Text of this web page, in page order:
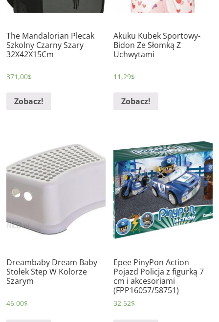
The Mandalorian Plecak
Szkolny Czarny Szary
32X42X15Cm
371,00$
Zobacz!
Akuku Kubek Sportowy-
Bidon Ze Słomką Z
Uchwytami
11,29$
Zobacz!
Dreambaby Dream Baby
Stołek Step W Kolorze
Szarym
46,00$
Epee PinyPon Action
Pojazd Policja z figurką 7
cm i akcesoriami
(FPP16057/58751)
32,52$